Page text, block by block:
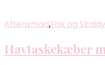
Aftensmad,Fisk og
Havtaskekæber